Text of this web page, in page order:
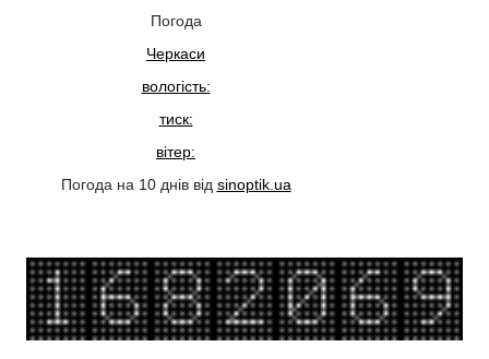
Погода
Черкаси
вологість:
тиск:
вітер:
Погода на 10 днів від sinoptik.ua